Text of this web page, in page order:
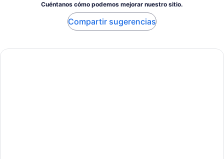
Cuéntanos cómo podemos mejorar nuestro sitio.
Compartir sugerencias